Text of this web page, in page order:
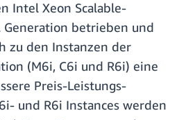
Intel Xeon Scalable-
Generation betrieben und
zu den Instanzen der
(M6i, C6i und R6i) eine
Preis-Leistungs-
und R6i Instances werden